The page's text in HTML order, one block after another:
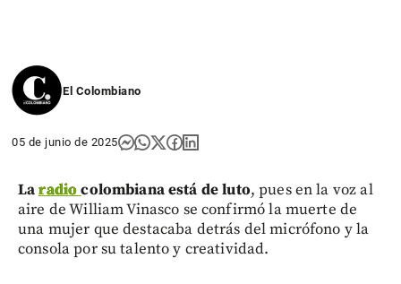
El Colombiano
05 de junio de 2025
Laradiocolombiana está de luto, pues en la voz al
aire de William Vinasco se confirmó la muerte de
una mujer que destacaba detrás del micrófono y la
consola por su talento y creatividad.